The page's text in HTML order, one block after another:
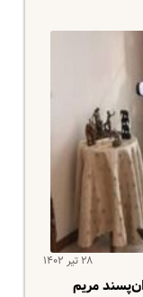
۲۸ تیر ۱۴۰۲
مریم